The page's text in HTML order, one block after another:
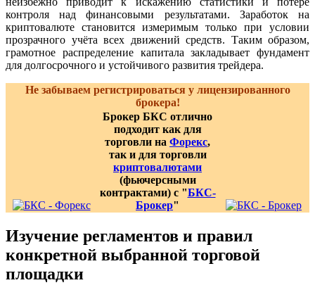
контроля над финансовыми результатами. Заработок на
криптовалюте становится измеримым только при условии
прозрачного учёта всех движений средств. Таким образом,
грамотное распределение капитала закладывает фундамент
для долгосрочного и устойчивого развития трейдера.
Не забываем регистрироваться у лицензированного
брокера!
Брокер БКС отлично
подходит как для
торговли на Форекс,
так и для торговли
криптовалютами
(фьючерсными
контрактами) с "БКС-
Брокер"
Изучение регламентов и правил
конкретной выбранной торговой
площадки